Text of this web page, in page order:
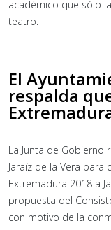
académico que sólo
teatro.
El
respalda
La Junta de
Jaraíz de la Vera
Extremadura 2018 a
propuesta del
con motivo de la